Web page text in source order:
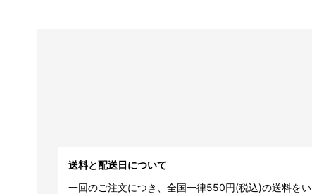
送料と配送日について
一回のご注文につき、全国一律550円(税込)の送料をい